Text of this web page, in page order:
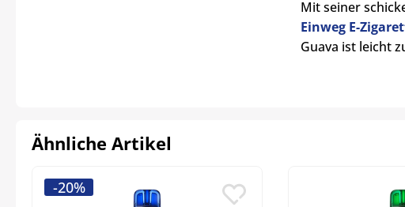
Mit seiner
Einweg E-
Guava ist leicht
Ähnliche Artikel
-20%